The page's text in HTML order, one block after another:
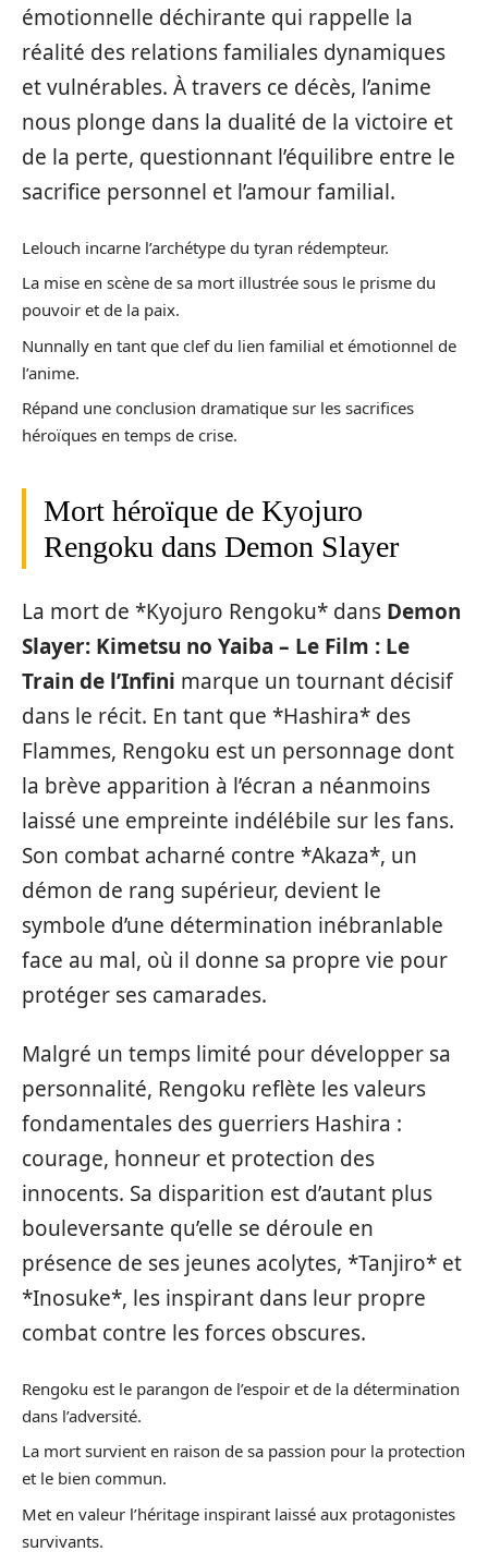
émotionnelle déchirante qui rappelle la
réalité des relations familiales dynamiques
et vulnérables. À travers ce décès, l’anime
nous plonge dans la dualité de la victoire et
de la perte, questionnant l’équilibre entre le
sacrifice personnel et l’amour familial.
Lelouch incarne l’archétype du tyran rédempteur.
La mise en scène de sa mort illustrée sous le prisme du
pouvoir et de la paix.
Nunnally en tant que clef du lien familial et émotionnel de
l’anime.
Répand une conclusion dramatique sur les sacrifices
héroïques en temps de crise.
Mort héroïque de Kyojuro
Rengoku dans Demon Slayer
La mort de *Kyojuro Rengoku* dans Demon
Slayer: Kimetsu no Yaiba – Le Film : Le
Train de l’Infini marque un tournant décisif
dans le récit. En tant que *Hashira* des
Flammes, Rengoku est un personnage dont
la brève apparition à l’écran a néanmoins
laissé une empreinte indélébile sur les fans.
Son combat acharné contre *Akaza*, un
démon de rang supérieur, devient le
symbole d’une détermination inébranlable
face au mal, où il donne sa propre vie pour
protéger ses camarades.
Malgré un temps limité pour développer sa
personnalité, Rengoku reflète les valeurs
fondamentales des guerriers Hashira :
courage, honneur et protection des
innocents. Sa disparition est d’autant plus
bouleversante qu’elle se déroule en
présence de ses jeunes acolytes, *Tanjiro* et
*Inosuke*, les inspirant dans leur propre
combat contre les forces obscures.
Rengoku est le parangon de l’espoir et de la détermination
dans l’adversité.
La mort survient en raison de sa passion pour la protection
et le bien commun.
Met en valeur l’héritage inspirant laissé aux protagonistes
survivants.